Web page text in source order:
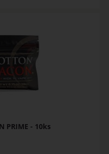
PRIME - 10ks